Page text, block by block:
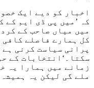
اخبار کو دیے ایک
کہ ’میں پی ڈی ایم کے
میں میاں صاحب کے
کل ہمارے فاصلے
پرانی سیاست کرنی
سکتا۔‘انتخابات کے
زمانے میں ہمارا یہ
ملے گی لیکن یہ